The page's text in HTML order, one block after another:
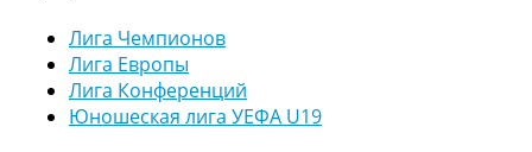
Лига Чемпионов
Лига Европы
Лига Конференций
Юношеская лига УЕФА U19